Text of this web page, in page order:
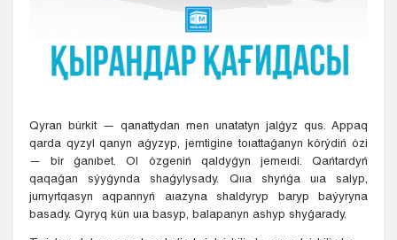
Shymkent
Qyran búrkit — qanattydan men unatatyn jalǵyz qus. Appaq
qarda qyzyl qanyn aǵyzyp, jemtigine toıattaǵanyn kórýdiń ózi
— bir ǵanıbet. Ol ózgeniń qaldyǵyn jemeıdi. Qańtardyń
qaqaǵan sýyǵynda shaǵylysady. Qııa shyńǵa uıa salyp,
jumyrtqasyn aqpannyń aıazyna shaldyryp baryp baýyryna
basady. Qyryq kún uıa basyp, balapanyn ashyp shyǵarady.